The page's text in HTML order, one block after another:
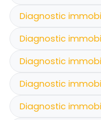
Diagnostic
Diagnostic
Diagnostic
Diagnostic
Diagnostic